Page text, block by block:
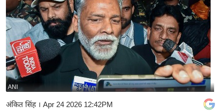
य
अं
त
र्रा
ष्ट्री
य
बि
ज़
ANI
अंकित सिंह। Apr 24 2026 12:42PM